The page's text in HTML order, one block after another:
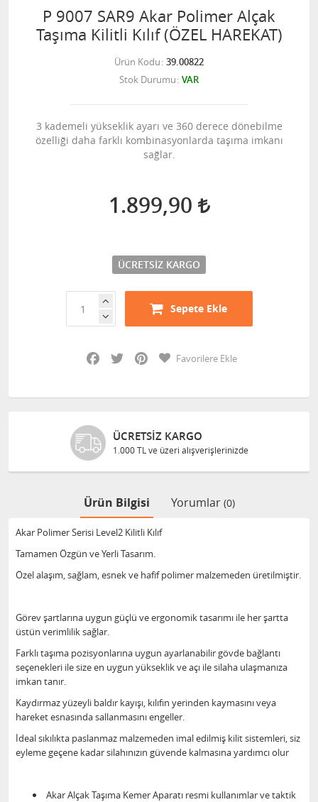
P 9007 SAR9 Akar Polimer Alçak
Taşıma Kilitli Kılıf (ÖZEL HAREKAT)
Ürün Kodu 39.00822
Stok Durumu VAR
3 kademeli yükseklik ayarı ve 360 derece dönebilme
özelliği daha farklı kombinasyonlarda taşıma imkanı
sağlar.
1.899,90
ÜCRETSIZ KARGO
Sepete Ekle
Facebook
Twitter PinterestFavorilere Ekle
üzeri alışverişlerinizde
Ürün Bilgisi Yorumlar (0)
Akar Polimer Serisi Level2 Kilitli Kılıf
Tamamen Özgün ve Yerli Tasarım.
Özel alaşım, sağlam, esnek ve hafif polimer malzemeden üretilmiştir.
Görev şartlarına uygun güçlü ve ergonomik tasarımı ile her şartta
üstün verimlilik sağlar.
Farklı taşıma pozisyonlarına uygun ayarlanabilir gövde bağlantı
seçenekleri ile size en uygun yükseklik ve açı ile silaha ulaşmanıza
imkan tanır.
Kaydırmaz yüzeyli baldır kayışı, kılıfın yerinden kaymasını veya
hareket esnasında sallanmasını engeller.
İdeal sıkılıkta paslanmaz malzemeden imal edilmiş kilit sistemleri, siz
eyleme geçene kadar silahınızın güvende kalmasına yardımcı olur
Akar Alçak Taşıma Kemer Aparatı resmi kullanımlar ve taktik